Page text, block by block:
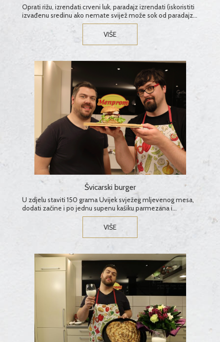
Oprati rižu, izrendati crveni luk, paradajz izrendati (iskoristiti
izvađenu sredinu ako nemate svijež može sok od paradajza
ili iz zamrzivača na pola odmrznut), izrendati krompir, sitno
isjeckati sredinu patlidžana kojeg smo prethodno pripremili
za filovanje.Navedene sastojke pomiješati sa mljevenom
Menprom junetinom, dodati biber, so sa začinskim
VIŠE
Švicarski burger
U zdjelu staviti 150 grama Uvijek svježeg mljevenog mesa,
dodati začine i po jednu supenu kašiku parmezana i
maslinovog ulja. Sve dobro promiješati i formirati pljesku....
VIŠE